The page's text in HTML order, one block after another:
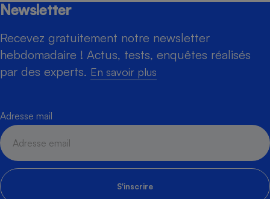
Newsletter
Recevez gratuitement notre newsletter
hebdomadaire ! Actus, tests, enquêtes réalisés
par des experts. En savoir plus
Adresse mail
S'inscrire